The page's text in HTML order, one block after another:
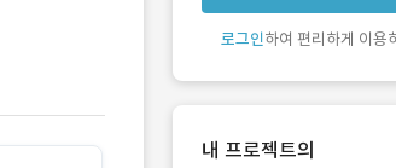
‘이런 거’ 만들어본
개발 회사 있어?
로그인하여 편리하게 이용
내 프로젝트의